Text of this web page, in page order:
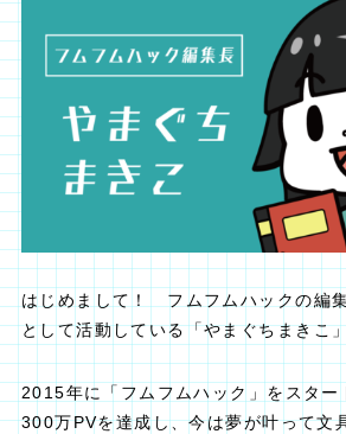
はじめまして！ フムフムハックの編
として活動している「やまぐちまきこ
2015年に「フムフムハック」をスター
300万PVを達成し、今は夢が叶って文